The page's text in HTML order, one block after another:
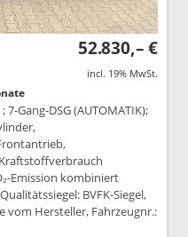
52.830,– €
incl. 19% MwSt.
7-Gang-DSG (AUTOMATIK);
Emission kombiniert
BVFK-Siegel,
vom Hersteller, Fahrzeugnr.: